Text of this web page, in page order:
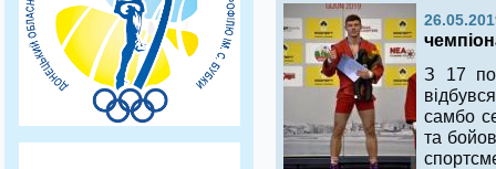
З 17 по
самбо
та